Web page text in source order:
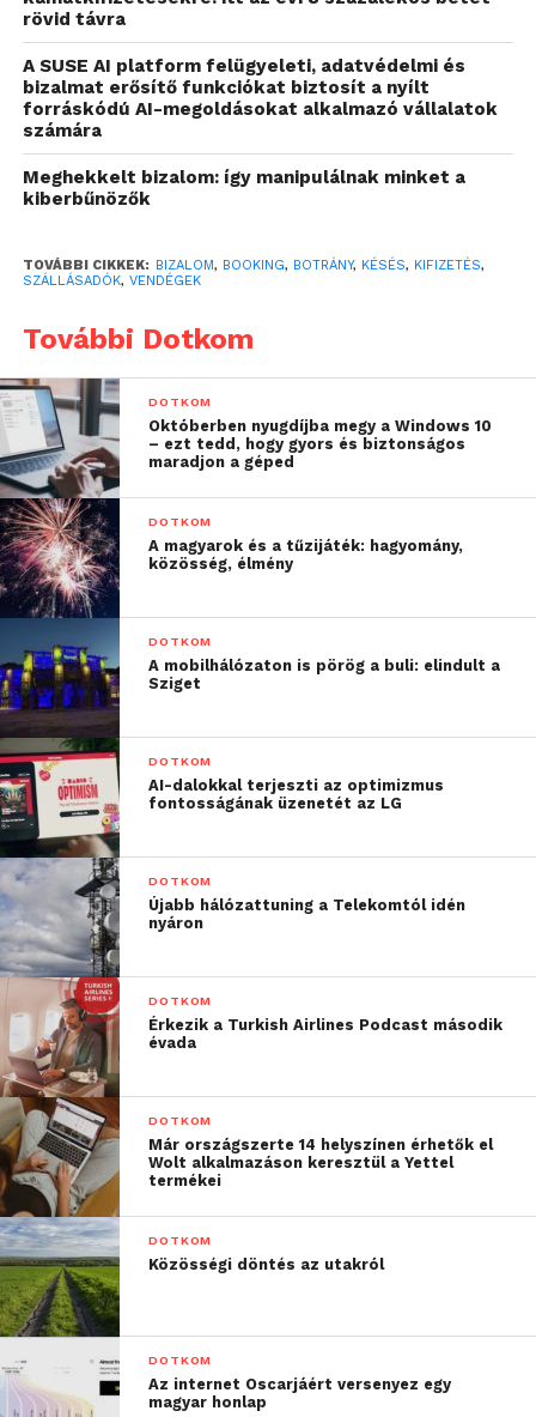
“A weboldalunkon
közvetlenül foglaló
vendégek több kényelmi
szolgáltatás közül is
hogy árgaranciát
teljes szobakínálatból
nálunk találják mindig a
legjobb árakat. Nagyon
fontosnak tartjuk
azonban, hogy a
vendégeink minden
esetben azt érezzék, hogy
szeretettel látjuk őket.
Ezért mindenki számára
díjmentesen elérhetőek
az animációs programok,
az esti zenés műsorok, és
a színpadi események
egyaránt.”
Nem csak anyagi előnyei
lehetnek
A közvetlen foglalások előnyei tehát nem csak
anyagiak, a vendégek ugyanis ezáltal közvetlen
kapcsolatot létesíthetnek a szállásadóval, ami
lehetővé teszi az esetleges félreértések elkerülését,
valamint különleges kérések vagy módosítások
gyors és rugalmas kezelését. Ezen kívül a közvetlen
foglalások gyakran különleges ajánlatokhoz vagy
extra szolgáltatásokhoz is hozzáférést biztosítanak,
amelyek nem érhetők el a közvetítőkön keresztül.
rövid távra
A SUSE AI platform felügyeleti, adatvédelmi és
bizalmat erősítő funkciókat biztosít a nyílt
forráskódú AI-megoldásokat alkalmazó vállalatok
számára
Meghekkelt bizalom: így manipulálnak minket a
kiberbűnözők
TOVÁBBI CIKKEK: BIZALOM, BOOKING, BOTRÁNY, KÉSÉS, KIFIZETÉS,
SZÁLLÁSADÓK, VENDÉGEK
További Dotkom
DOTKOM
Októberben nyugdíjba megy a Windows 10
– ezt tedd, hogy gyors és biztonságos
maradjon a géped
DOTKOM
A magyarok és a tűzijáték: hagyomány,
közösség, élmény
DOTKOM
A mobilhálózaton is pörög a buli: elindult a
Sziget
DOTKOM
AI-dalokkal terjeszti az optimizmus
fontosságának üzenetét az LG
DOTKOM
Újabb hálózattuning a Telekomtól idén
nyáron
DOTKOM
Érkezik a Turkish Airlines Podcast második
évada
DOTKOM
Már országszerte 14 helyszínen érhetők el
Wolt alkalmazáson keresztül a Yettel
termékei
DOTKOM
Közösségi döntés az utakról
DOTKOM
Az internet Oscarjáért versenyez egy
magyar honlap